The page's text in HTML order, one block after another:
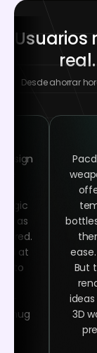
Usuarios
Desde ahorrar
as
at
to
mug
But
3D